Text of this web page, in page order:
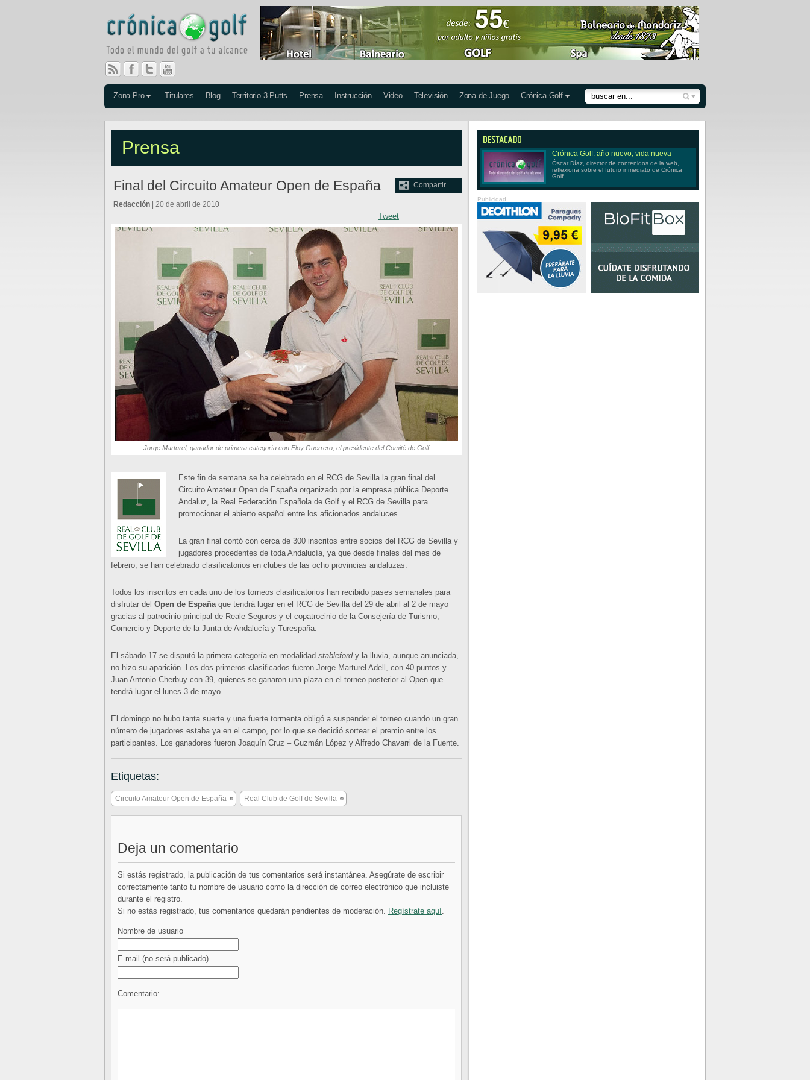
Zona Pro Titulares Blog Territorio 3 Putts Prensa Instrucción Video Televisión Zona de Juego Crónica Golf
Prensa
Compartir
Final del Circuito Amateur Open de España
Tweet
Redacción | 20 de abril de 2010
Jorge Marturel, ganador de primera categoría con Eloy Guerrero, el presidente del Comité de Golf
Este fin de semana se ha celebrado en el RCG de Sevilla la gran final del
Circuito Amateur Open de España organizado por la empresa pública Deporte
Andaluz, la Real Federación Española de Golf y el RCG de Sevilla para
promocionar el abierto español entre los aficionados andaluces.
La gran final contó con cerca de 300 inscritos entre socios del RCG de Sevilla y
jugadores procedentes de toda Andalucía, ya que desde finales del mes de
febrero, se han celebrado clasificatorios en clubes de las ocho provincias andaluzas.
Todos los inscritos en cada uno de los torneos clasificatorios han recibido pases semanales para
disfrutar del Open de Españaque tendrá lugar en el RCG de Sevilla del 29 de abril al 2 de mayo
gracias al patrocinio principal de Reale Seguros y el copatrocinio de la Consejería de Turismo,
Comercio y Deporte de la Junta de Andalucía y Turespaña.
El sábado 17 se disputó la primera categoría en modalidad stableford y la lluvia, aunque anunciada,
no hizo su aparición. Los dos primeros clasificados fueron Jorge Marturel Adell, con 40 puntos y
Juan Antonio Cherbuy con 39, quienes se ganaron una plaza en el torneo posterior al Open que
tendrá lugar el lunes 3 de mayo.
El domingo no hubo tanta suerte y una fuerte tormenta obligó a suspender el torneo cuando un gran
número de jugadores estaba ya en el campo, por lo que se decidió sortear el premio entre los
participantes. Los ganadores fueron Joaquín Cruz – Guzmán López y Alfredo Chavarri de la Fuente.
Etiquetas:
Circuito Amateur Open de España Real Club de Golf de Sevilla
Deja un comentario
Si estás registrado, la publicación de tus comentarios será instantánea. Asegúrate de escribir
correctamente tanto tu nombre de usuario como la dirección de correo electrónico que incluiste
durante el registro.
Si no estás registrado, tus comentarios quedarán pendientes de moderación. Regístrate aquí.
Nombre de usuario
E-mail (no será publicado)
Comentario:
Crónica Golf: año nuevo, vida nueva
Óscar Díaz, director de contenidos de la web,
reflexiona sobre el futuro inmediato de Crónica
Golf
Publicidad